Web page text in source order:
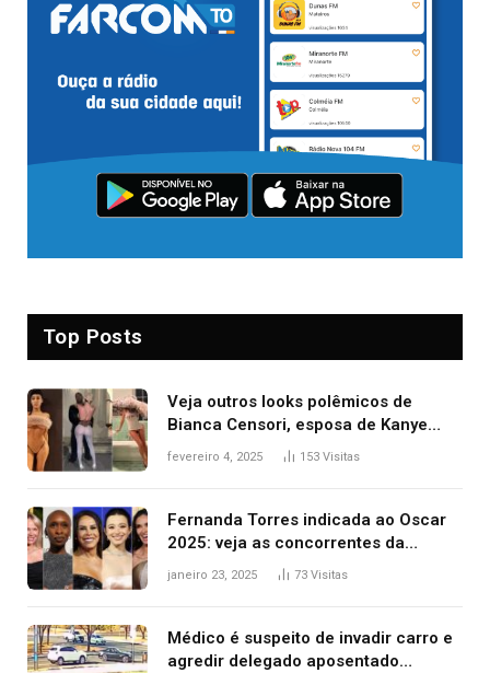
Top Posts
Veja outros looks polêmicos de
Bianca Censori, esposa de Kanye
West que apareceu nua no Grammy
fevereiro 4, 2025 153 Visitas
Fernanda Torres indicada ao Oscar
2025: veja as concorrentes da
brasileira a melhor atriz
janeiro 23, 2025 73 Visitas
Médico é suspeito de invadir carro e
agredir delegado aposentado